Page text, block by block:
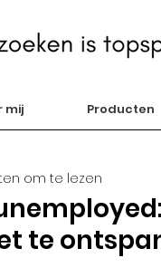
mij Producten
te
om te lezen